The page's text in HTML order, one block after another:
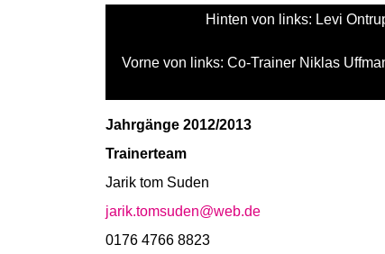
Hinten von links: Levi
Vorne von links: Co-Trainer Niklas
Jahrgänge 2012/2013
Trainerteam
Jarik tom Suden
jarik.tomsuden@web.de
0176 4766 8823